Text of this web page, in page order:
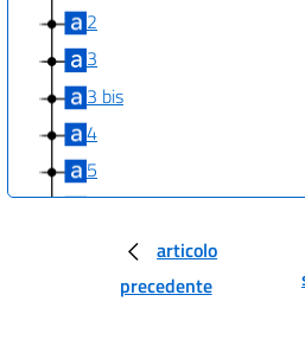
2
3
3 bis
4
5
6
Riduzione della spesa delle
degli enti non
articolo
precedente